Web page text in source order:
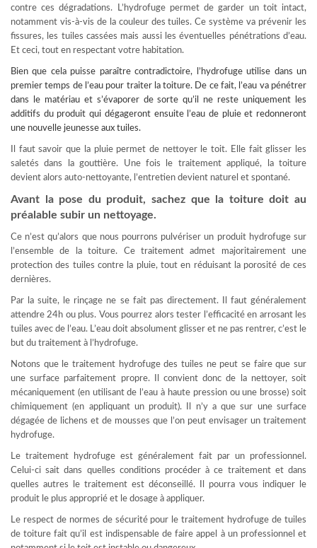
contre ces dégradations. L’hydrofuge permet de garder un toit intact,
notamment vis-à-vis de la couleur des tuiles. Ce système va prévenir les
fissures, les tuiles cassées mais aussi les éventuelles pénétrations d’eau.
Et ceci, tout en respectant votre habitation.
Bien que cela puisse paraître contradictoire, l’hydrofuge utilise dans un
premier temps de l’eau pour traiter la toiture. De ce fait, l’eau va pénétrer
dans le matériau et s’évaporer de sorte qu’il ne reste uniquement les
additifs du produit qui dégageront ensuite l’eau de pluie et redonneront
une nouvelle jeunesse aux tuiles.
Il faut savoir que la pluie permet de nettoyer le toit. Elle fait glisser les
saletés dans la gouttière. Une fois le traitement appliqué, la toiture
devient alors auto-nettoyante, l’entretien devient naturel et spontané.
Avant la pose du produit, sachez que la toiture doit au
préalable subir un nettoyage.
Ce n’est qu’alors que nous pourrons pulvériser un produit hydrofuge sur
l’ensemble de la toiture. Ce traitement admet majoritairement une
protection des tuiles contre la pluie, tout en réduisant la porosité de ces
dernières.
Par la suite, le rinçage ne se fait pas directement. Il faut généralement
attendre 24h ou plus. Vous pourrez alors tester l’efficacité en arrosant les
tuiles avec de l’eau. L’eau doit absolument glisser et ne pas rentrer, c’est le
but du traitement à l’hydrofuge.
Notons que le traitement hydrofuge des tuiles ne peut se faire que sur
une surface parfaitement propre. Il convient donc de la nettoyer, soit
mécaniquement (en utilisant de l’eau à haute pression ou une brosse) soit
chimiquement (en appliquant un produit). Il n’y a que sur une surface
dégagée de lichens et de mousses que l’on peut envisager un traitement
hydrofuge.
Le traitement hydrofuge est généralement fait par un professionnel.
Celui-ci sait dans quelles conditions procéder à ce traitement et dans
quelles autres le traitement est déconseillé. Il pourra vous indiquer le
produit le plus approprié et le dosage à appliquer.
Le respect de normes de sécurité pour le traitement hydrofuge de tuiles
de toiture fait qu’il est indispensable de faire appel à un professionnel et